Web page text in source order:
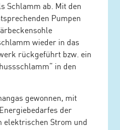
Schlamm ab. Mit den
Pumpen
wieder in das
rückgeführt bzw. ein
in den
gewonnen, mit
der
elektrischen Strom und